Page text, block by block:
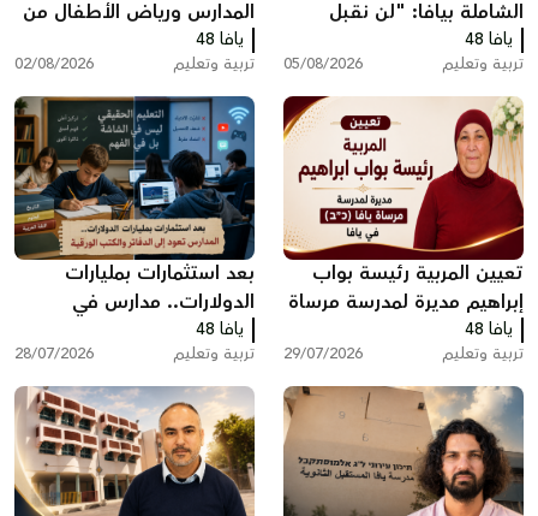
الشاملة بيافا: "لن نقبل
تجاهل صوت الأهالي"
يافا 48
تربية وتعليم 05/08/2026
المدارس ورياض الأطفال من
وزارة التربية والتعليم إلى
البلديات
يافا 48
تربية وتعليم 02/08/2026
تعيين المربية رئيسة بواب
إبراهيم مديرة لمدرسة مرساة
يافا (כ”ב)
يافا 48
تربية وتعليم 29/07/2026
بعد استثمارات بمليارات
الدولارات.. مدارس في
الولايات المتحدة تعود إلى
الدفاتر والكتب الورقية
يافا 48
تربية وتعليم 28/07/2026